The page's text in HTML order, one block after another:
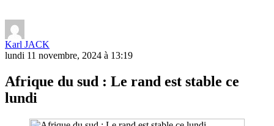
Karl JACK
lundi 11 novembre, 2024 à 13:19
Afrique du sud : Le rand est stable ce
lundi